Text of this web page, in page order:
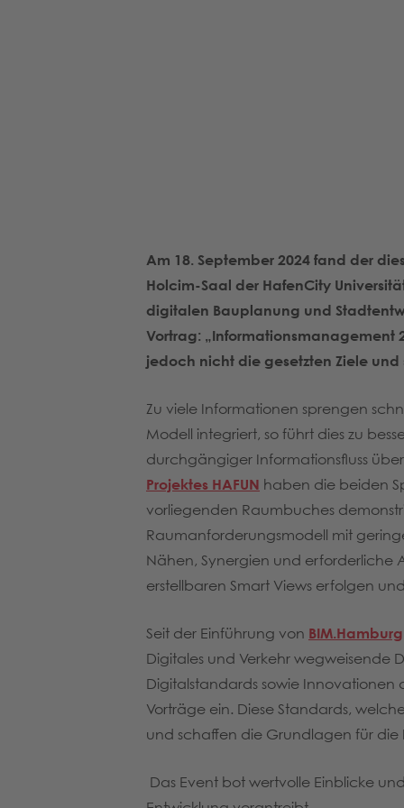
Am 18. September 2024 fand der
Holcim-Saal der HafenCity
digitalen Bauplanung und
Vortrag: „Informationsmanagement
jedoch nicht die gesetzten Ziele
Zu viele Informationen sprengen
Modell integriert, so führt dies zu
durchgängiger Informationsfluss
Projektes HAFUN haben die beiden
vorliegenden Raumbuches
Raumanforderungsmodell mit
Nähen, Synergien und erforderliche
erstellbaren Smart Views erfolgen
Seit der Einführung von BIM.Hamburg
Digitales und Verkehr wegweisende
Digitalstandards sowie Innovationen
Vorträge ein. Diese Standards,
und schaffen die Grundlagen für die
Das Event bot wertvolle Einblicke